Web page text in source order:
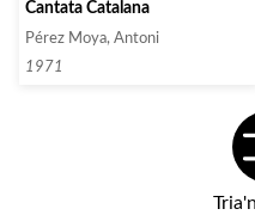
Cantata Catalana
Pérez Moya, Antoni
1971